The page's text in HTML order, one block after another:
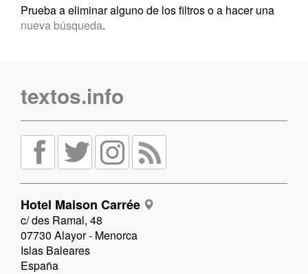
Prueba a eliminar alguno de los filtros o a hacer una
nueva búsqueda.
textos.info
Hotel Maison Carrée
c/ des Ramal, 48
07730 Alayor - Menorca
Islas Baleares
España